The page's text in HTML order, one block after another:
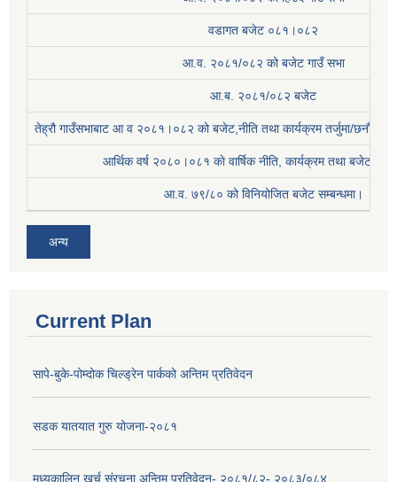
वडागत बजेट ०८१।०८२
आ.व. २०८१/०८२ को बजेट गाउँ सभा
आ.ब. २०८१/०८२ बजेट
तेह्रौ गाउँसभाबाट आ व २०८१।०८२ को बजेट,नीति तथा कार्यक्रम तर्जुमा/छनौट
आर्थिक वर्ष २०८०।०८१ काे वार्षिक नीति, कार्यक्रम तथा बजेट
आ.व. ७९/८० को विनियोजित बजेट सम्बन्धमा।
अन्य
Current Plan
सापे-बुके-पोम्दोक चिल्ड्रेन पार्कको अन्तिम प्रतिवेदन
सडक यातयात गुरु योजना-२०८१
मध्यकालिन खर्च संरचना अन्तिम प्रतिवेदन- २०८१/८२- २०८३/०८४